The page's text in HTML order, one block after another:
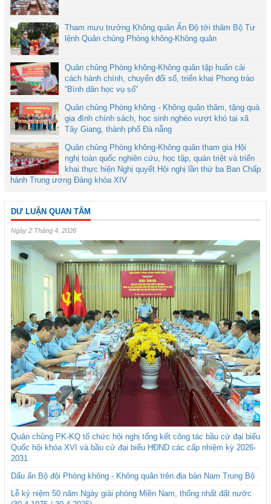
Tham mưu trưởng Không quân Ấn Độ tới thăm Bộ Tư
lệnh Quân chủng Phòng không-Không quân
Quân chủng Phòng không-Không quân tập huấn cải
cách hành chính, chuyển đổi số, triển khai Phong trào
“Bình dân học vụ số”
Quân chủng Phòng không - Không quân thăm, tặng quà
gia đình chính sách, học sinh nghèo vượt khó tại xã
Tây Giang, thành phố Đà nẵng
Quân chủng Phòng không-Không quân tham gia Hội
nghị toàn quốc nghiên cứu, học tập, quán triệt và triển
khai thực hiện Nghị quyết Hội nghị lần thứ ba Ban Chấp
hành Trung ương Đảng khóa XIV
DƯ LUẬN QUAN TÂM
Ngày 2 Tháng 4, 2026
Quân chủng PK-KQ tổ chức hội nghị tổng kết công tác bầu cử đại biểu
Quốc hội khóa XVI và bầu cử đại biểu HĐND các cấp nhiệm kỳ 2026-
2031
Dấu ấn Bộ đội Phòng không - Không quân trên địa bàn Nam Trung Bộ
Lễ kỷ niệm 50 năm Ngày giải phóng Miền Nam, thống nhất đất nước